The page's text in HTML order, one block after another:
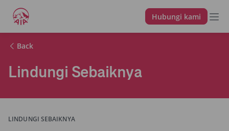
Hubungi kami
Back
Lindungi Sebaiknya
LINDUNGI SEBAIKNYA